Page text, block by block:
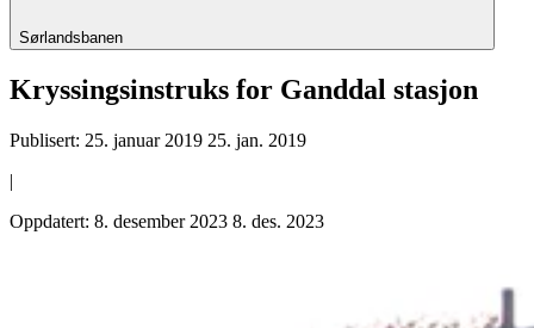
Sørlandsbanen
Kryssingsinstruks for Ganddal stasjon
Publisert: 25. januar 2019 25. jan. 2019
|
Oppdatert: 8. desember 2023 8. des. 2023